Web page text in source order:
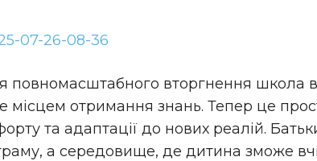
повномасштабного вторгнення школа в
місцем отримання знань. Тепер це
та адаптації до нових реалій.
а середовище, де дитина зможе